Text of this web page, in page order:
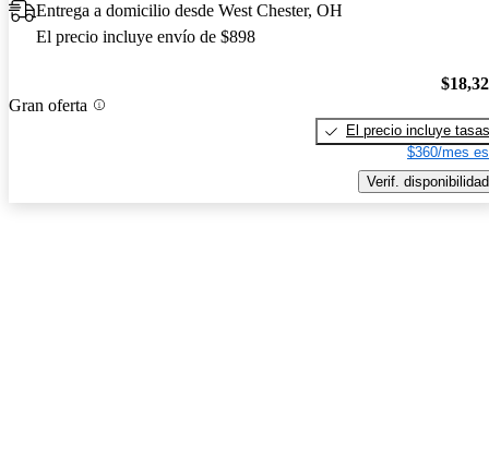
Entrega a domicilio desde West Chester, OH
El precio incluye envío de $898
Gran oferta
El precio incluye tasas
$360/mes
Verif. disponibilidad